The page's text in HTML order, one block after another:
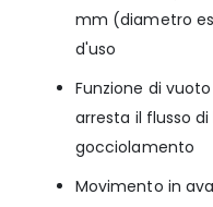
mm (diametro
d'uso
Funzione di
arresta il flusso
gocciolamento
Movimento in